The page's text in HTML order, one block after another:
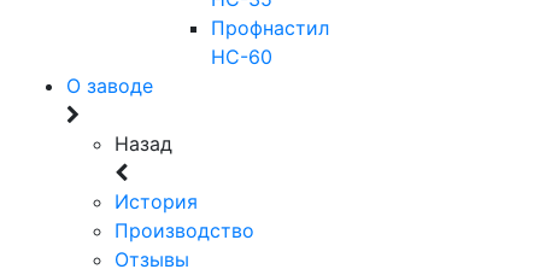
Профнастил
НС-60
О заводе
Назад
История
Производство
Отзывы